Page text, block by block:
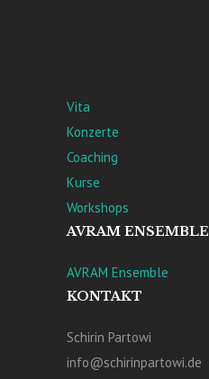
Vita
Konzerte
Coaching
Kurse
Workshops
AVRAM ENSEMBLE
AVRAM Ensemble
KONTAKT
Schirin Partowi
info@schirinpartowi.de